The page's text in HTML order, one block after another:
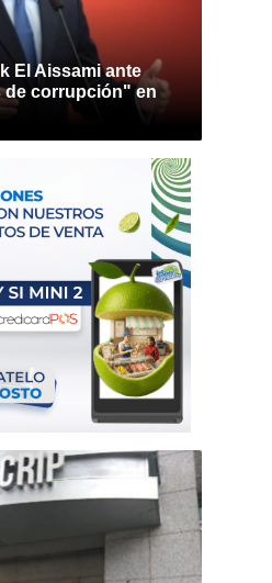
El Aissami ante
de corrupción" en